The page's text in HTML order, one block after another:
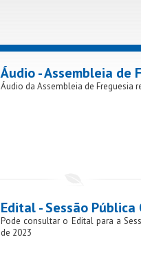
Áudio - Assembleia de
Áudio da Assembleia de Freguesia
Edital - Sessão
Pode consultar o Edital para a
de 2023